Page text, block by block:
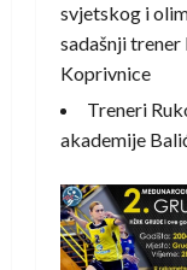
svjetskog i
sadašnji
Koprivnice
Treneri
akademije